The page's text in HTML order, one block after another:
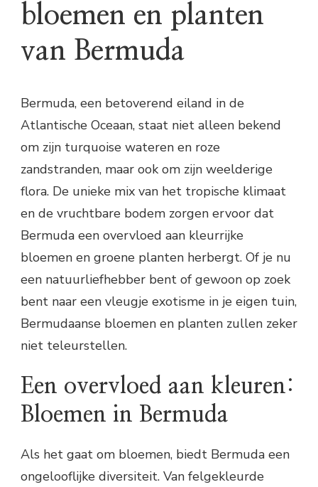
bloemen en planten
van Bermuda
Bermuda, een betoverend eiland in de
Atlantische Oceaan, staat niet alleen bekend
om zijn turquoise wateren en roze
zandstranden, maar ook om zijn weelderige
flora. De unieke mix van het tropische klimaat
en de vruchtbare bodem zorgen ervoor dat
Bermuda een overvloed aan kleurrijke
bloemen en groene planten herbergt. Of je nu
een natuurliefhebber bent of gewoon op zoek
bent naar een vleugje exotisme in je eigen tuin,
Bermudaanse bloemen en planten zullen zeker
niet teleurstellen.
Een overvloed aan kleuren:
Bloemen in Bermuda
Als het gaat om bloemen, biedt Bermuda een
ongelooflijke diversiteit. Van felgekleurde